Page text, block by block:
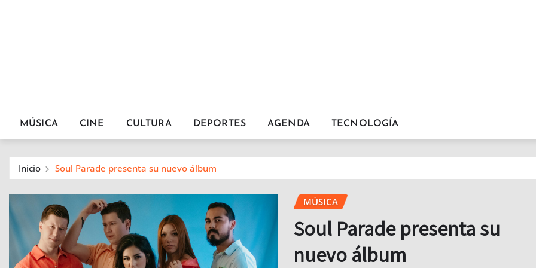
MÚSICA CINE CULTURA DEPORTES AGENDA TECNOLOGÍA
Inicio Soul Parade presenta su nuevo álbum
MÚSICA
Soul Parade presenta su
nuevo álbum